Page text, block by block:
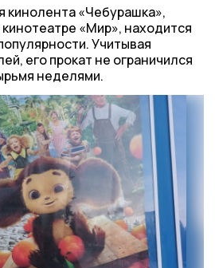
кинолента «Чебурашка»,
кинотеатре «Мир», находится
Учитывая
его прокат не ограничился
неделями.